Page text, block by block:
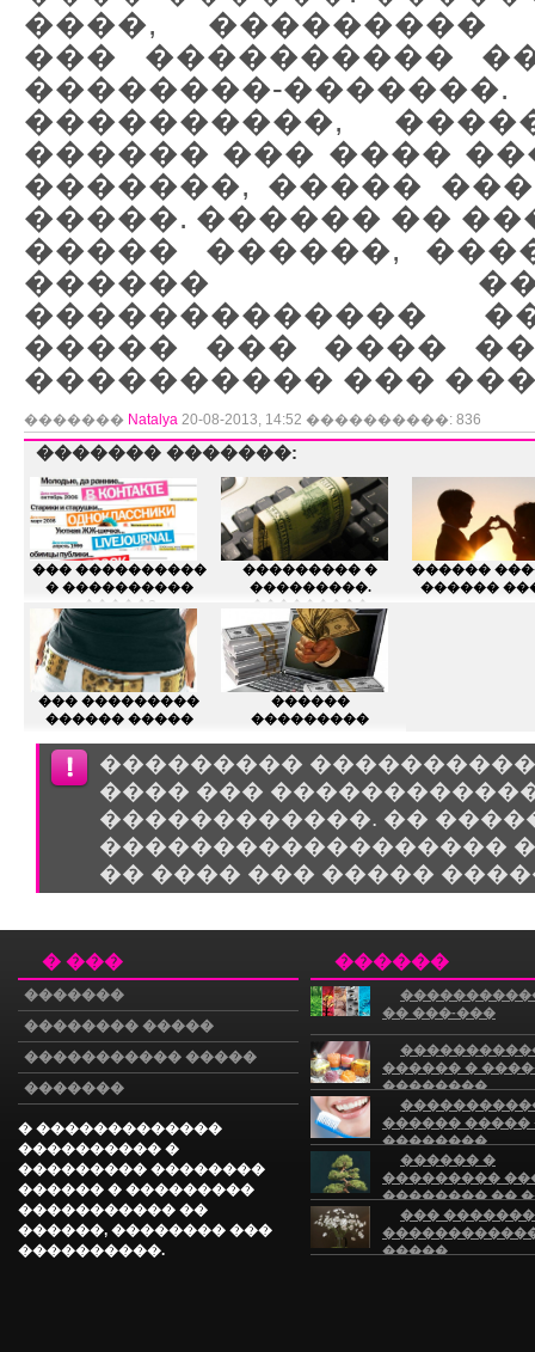
����, ���������
��� ����������
��������-�������.
����������,
������ ��� ����
�������, �����
�����. ������ ��
����� ������,
������
�������������
����� ��� ����
���������� ���
������� Natalya 20-08-2013, 14:52 ����������: 836
������� �������:
��� ����������
� ����������
�����?
��������� �
���������.
���������
�������
���������
������
������
��� ���������
������ �����
������
���������
���������
���� ���
������������. ��
������������������
�� ���� ��� �����
� ���
�������
�������� �����
����������� �����
�������
� �������������
���������� �
��������� ��������
������ � ���������
����������� ��
������, �������� ���
����������.
������
�� ���-���
������ �
��������
������ �����
��������
�������������� �
���������
�������� ��
���
��� �������
�����